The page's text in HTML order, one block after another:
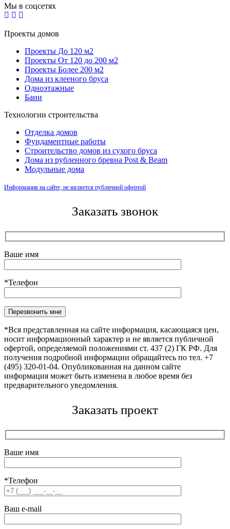
Мы в соцсетях
Проекты домов
Проекты До 120 м2
Проекты От 120 до 200 м2
Проекты Более 200 м2
Дома из клееного бруса
Одноэтажные
Бани
Технологии строительства
Отделка домов
Фундаментные работы
Строительство домов из сухого бруса
Дома из рубленного бревна Post & Beam
Модульные дома
Информация на сайте, не является публичной офертой
Заказать звонок
Ваше имя
*Телефон
*Вся представленная на сайте информация, касающаяся цен,
носит информационный характер и не является публичной
офертой, определяемой положениями ст. 437 (2) ГК РФ. Для
получения подробной информации обращайтесь по тел. +7
(495) 320-01-04. Опубликованная на данном сайте
информация может быть изменена в любое время без
предварительного уведомления.
Заказать проект
Ваше имя
*Телефон
Ваш e-mail